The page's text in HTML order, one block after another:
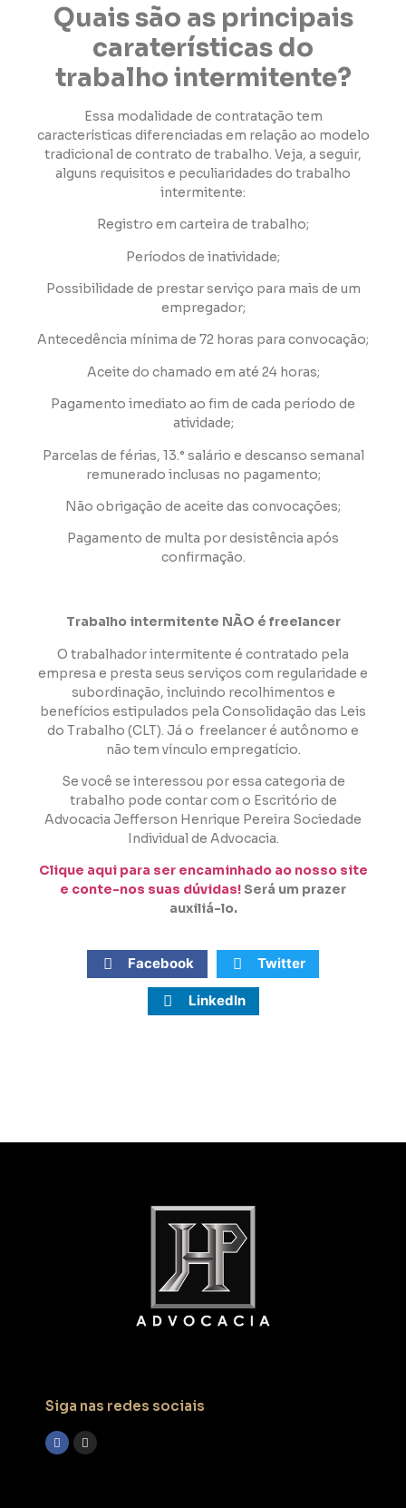
Quais são as principais
caraterísticas do
trabalho intermitente?
Essa modalidade de contratação tem
características diferenciadas em relação ao modelo
tradicional de contrato de trabalho. Veja, a seguir,
alguns requisitos e peculiaridades do trabalho
intermitente:
Registro em carteira de trabalho;
Períodos de inatividade;
Possibilidade de prestar serviço para mais de um
empregador;
Antecedência mínima de 72 horas para convocação;
Aceite do chamado em até 24 horas;
Pagamento imediato ao fim de cada período de
atividade;
Parcelas de férias, 13.° salário e descanso semanal
remunerado inclusas no pagamento;
Não obrigação de aceite das convocações;
Pagamento de multa por desistência após
confirmação.
Trabalho intermitente NÃO é freelancer
O trabalhador intermitente é contratado pela
empresa e presta seus serviços com regularidade e
subordinação, incluindo recolhimentos e
benefícios estipulados pela Consolidação das Leis
do Trabalho (CLT). Já o freelancer é autônomo e
não tem vínculo empregatício.
Se você se interessou por essa categoria de
trabalho pode contar com o Escritório de
Advocacia Jefferson Henrique Pereira Sociedade
Individual de Advocacia.
Clique aqui para ser encaminhado ao nosso site
e conte-nos suas dúvidas!Será um prazer
auxiliá-lo.
Facebook Twitter
LinkedIn
Siga nas redes sociais